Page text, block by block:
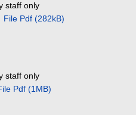
staff only
File Pdf (282kB)
staff only
Pdf (1MB)